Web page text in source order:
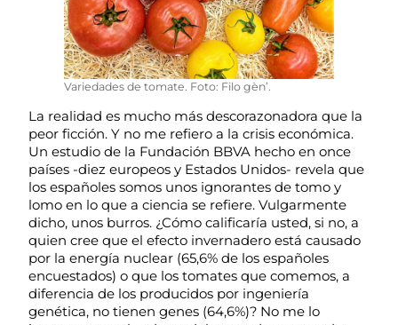
Variedades de tomate. Foto: Filo gèn’.
La realidad es mucho más descorazonadora que la
peor ficción. Y no me refiero a la crisis económica.
Un estudio de la Fundación BBVA hecho en once
países -diez europeos y Estados Unidos- revela que
los españoles somos unos ignorantes de tomo y
lomo en lo que a ciencia se refiere. Vulgarmente
dicho, unos burros. ¿Cómo calificaría usted, si no, a
quien cree que el efecto invernadero está causado
por la energía nuclear (65,6% de los españoles
encuestados) o que los tomates que comemos, a
diferencia de los producidos por ingeniería
genética, no tienen genes (64,6%)? No me lo